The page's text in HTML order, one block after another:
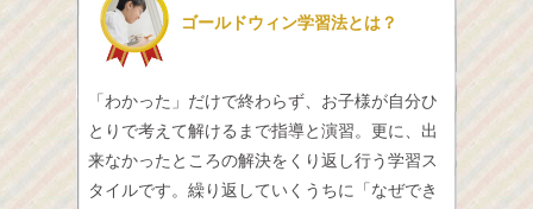
ゴールドウィン学習法とは？
「わかった」だけで終わらず、お子様が自分ひ
とりで考えて解けるまで指導と演習。更に、出
来なかったところの解決をくり返し行う学習ス
タイルです。繰り返していくうちに「なぜでき